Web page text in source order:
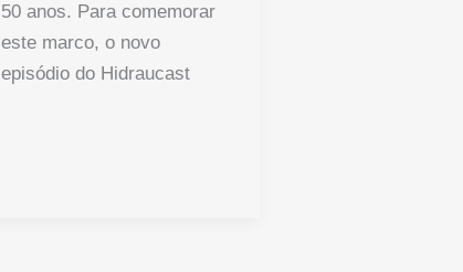
50 anos. Para comemorar
este marco, o novo
episódio do Hidraucast